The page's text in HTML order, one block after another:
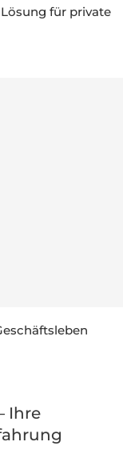
für private
Ihre